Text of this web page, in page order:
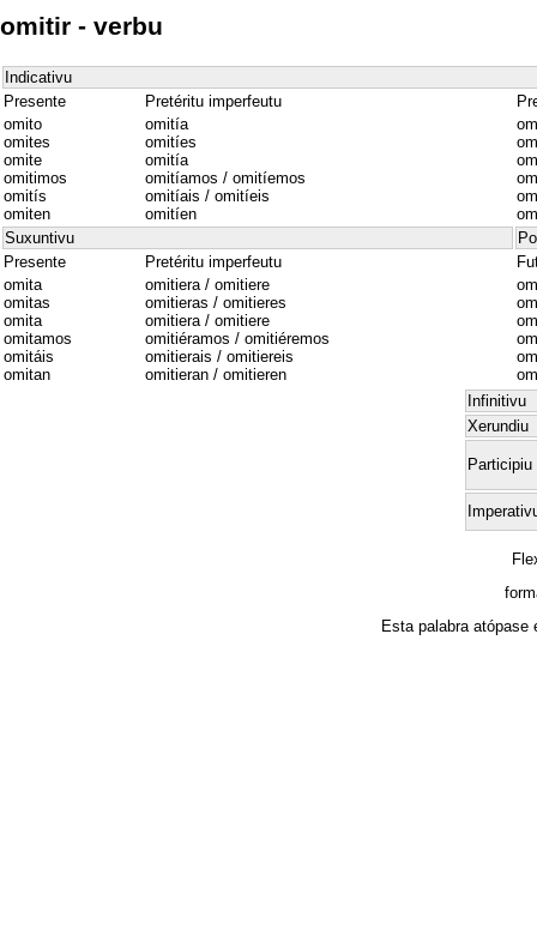
omitir - verbu
Indicativu
Presente
Pretéritu imperfeutu
omito
omites
omite
omitimos
omitís
omiten
omitía
omitíes
omitía
omitíamos / omitíemos
omitíais / omitíeis
omitíen
Suxuntivu
Presente
Pretéritu imperfeutu
omita
omitas
omita
omitamos
omitáis
omitan
omitiera / omitiere
omitieras / omitieres
omitiera / omitiere
omitiéramos / omitiéremos
omitierais / omitiereis
omitieran / omitieren
Infinitivu
Xerundiu
Participiu
Esta palabra atópase